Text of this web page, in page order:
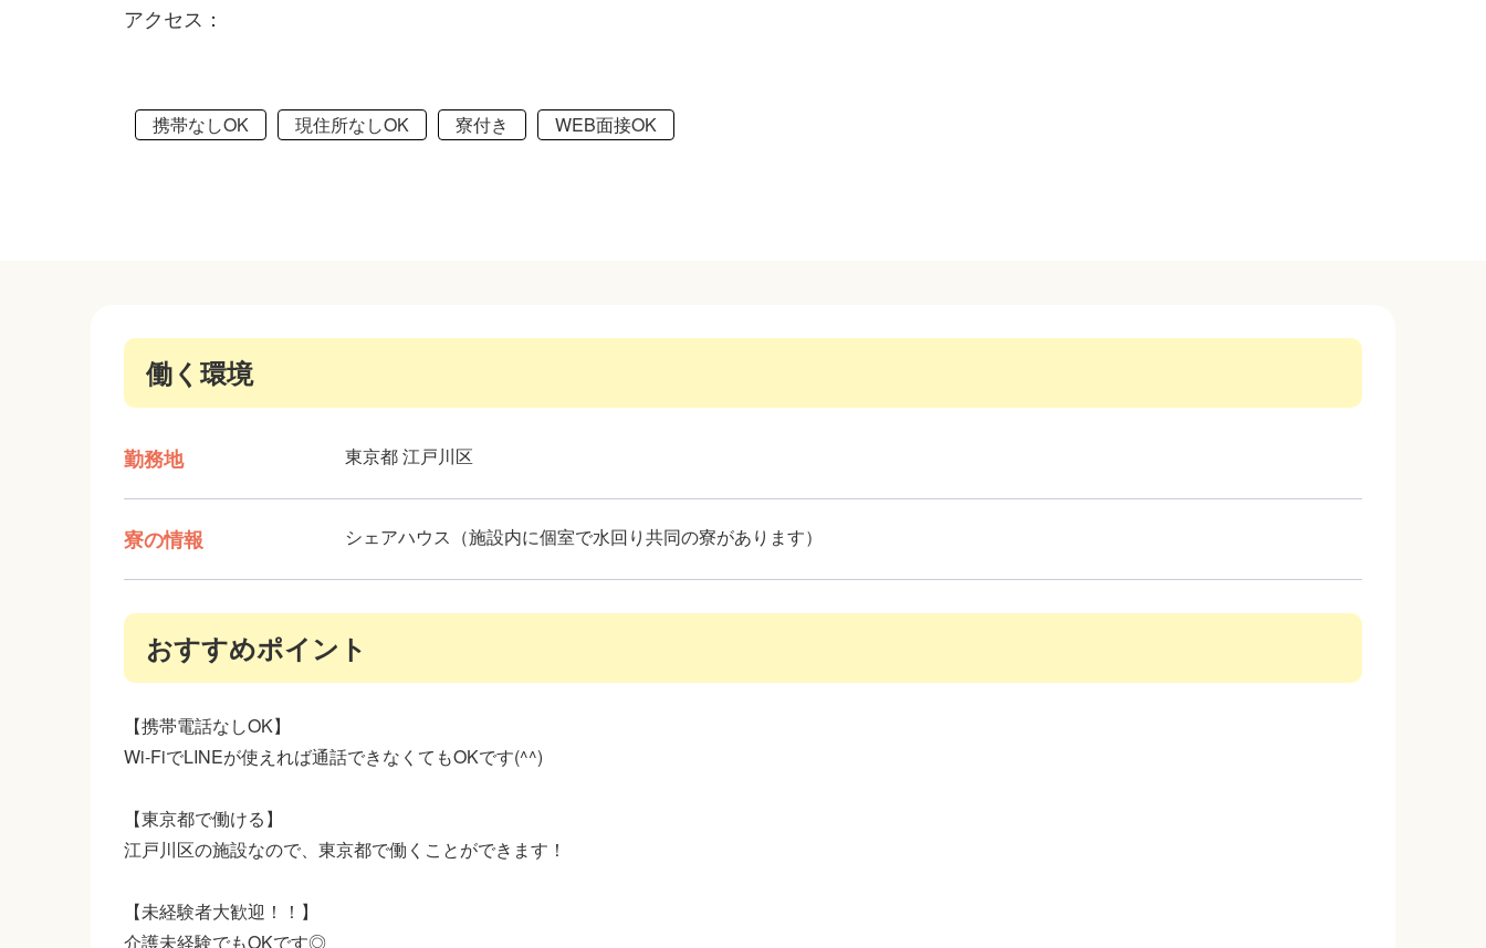
アクセス：
携帯なしOK 現住所なしOK 寮付き WEB面接OK
働く環境
勤務地 東京都 江戸川区
寮の情報 シェアハウス（施設内に個室で水回り共同の寮があります）
おすすめポイント
【携帯電話なしOK】
Wi-FiでLINEが使えれば通話できなくてもOKです(^^)
【東京都で働ける】
江戸川区の施設なので、東京都で働くことができます！
【未経験者大歓迎！！】
介護未経験でもOKです◎